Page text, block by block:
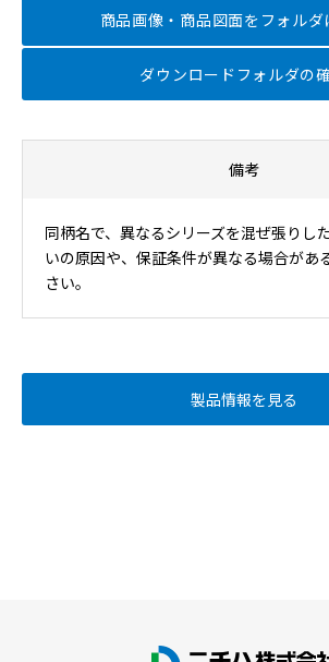
商品画像・商品図面を フォルダ
ダウンロードフォルダの
備考
同柄名で、異なるシリーズを混ぜ張りし
いの原因や、保証条件が異なる場合があ
さい。
製品情報を見る